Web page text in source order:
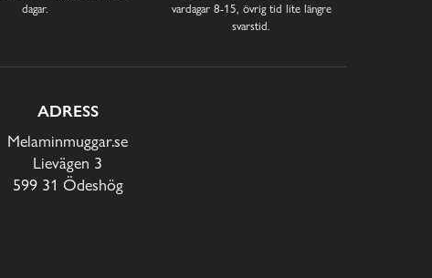
dagar.
vardagar 8-15, övrig tid lite längre
svarstid.
ADRESS
Melaminmuggar.se
Lievägen 3
599 31 Ödeshög